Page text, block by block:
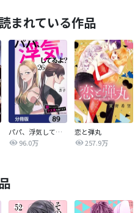
まれている作品
パパ、浮気してるよ？娘と二人でクズ夫を捨てます【分冊版】
96.0万
恋と弾丸
257.9万